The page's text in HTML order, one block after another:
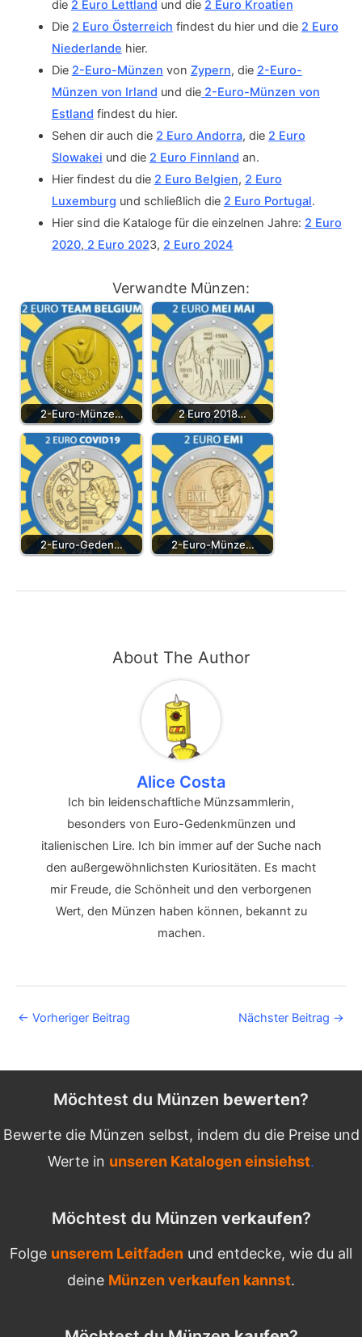
die 2 Euro Lettland und die 2 Euro Kroatien
Die 2 Euro Österreich findest du hier und die 2 Euro
Niederlande hier.
Die 2-Euro-Münzen von Zypern, die 2-Euro-
Münzen von Irland und die2-Euro-Münzen von
Estland findest du hier.
Sehen dir auch die 2 Euro Andorra, die 2 Euro
Slowakei und die 2 Euro Finnland an.
Hier findest du die 2 Euro Belgien, 2 Euro
Luxemburg und schließlich die 2 Euro Portugal.
Hier sind die Kataloge für die einzelnen Jahre: 2 Euro
2020, 2 Euro 2023, 2 Euro 2024
Verwandte Münzen:
2-Euro-Münze… 2 Euro 2018…
2-Euro-Geden… 2-Euro-Münze…
About The Author
Alice Costa
Ich bin leidenschaftliche Münzsammlerin,
besonders von Euro-Gedenkmünzen und
italienischen Lire. Ich bin immer auf der Suche nach
den außergewöhnlichsten Kuriositäten. Es macht
mir Freude, die Schönheit und den verborgenen
Wert, den Münzen haben können, bekannt zu
machen.
Post
← Vorheriger Beitrag Nächster Beitrag →
Möchtest du Münzen bewerten?
Bewerte die Münzen selbst, indem du die Preise und
Werte in unseren Katalogen einsiehst.
Möchtest du Münzen verkaufen?
Folge unserem Leitfaden und entdecke, wie du all
deine Münzen verkaufen kannst.